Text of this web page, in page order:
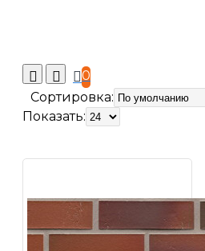
0
Сортировка:
Показать: